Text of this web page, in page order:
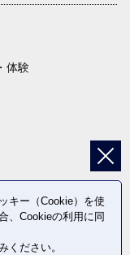
体験
キー（Cookie）を使
、Cookieの利用に同
ください。